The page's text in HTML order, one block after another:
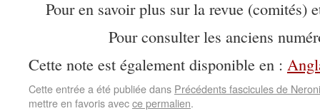
Pour en savoir plus sur la revue (comités)
Pour consulter les anciens
Cette note est également disponible en :
Cette entrée a été publiée dans Précédents fascicules de
mettre en favoris avecce permalien.